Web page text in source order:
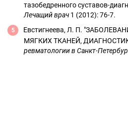
тазобедренного суставов-
Лечащий врач 1 (2012): 76-7.
Евстигнеева, Л. П.
МЯГКИХ ТКАНЕЙ,
ревматологии в Санкт-